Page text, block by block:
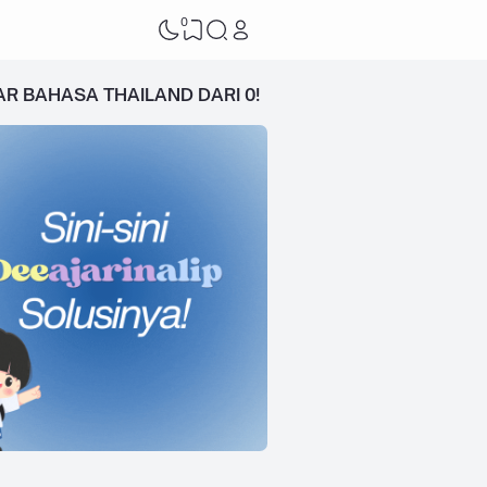
0
BAHASA THAILAND DARI 0!